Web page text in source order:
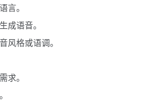
言。
成语音。
风格或语调。
求。